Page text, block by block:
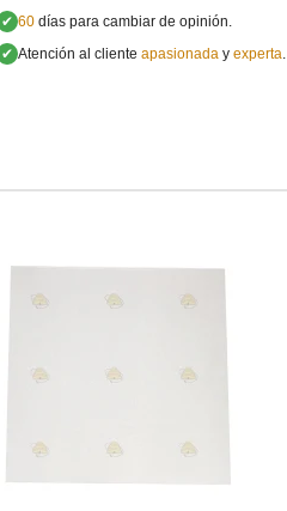
✔ 60días para cambiar de opinión.
✔ Atención al cliente apasionaday experta.